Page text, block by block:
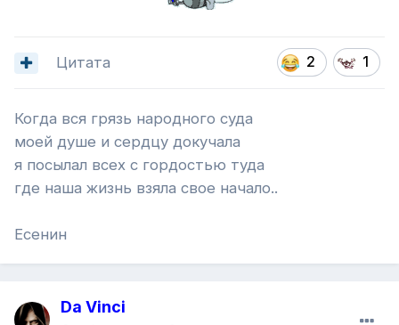
2 1
Цитата
Когда вся грязь народного суда
моей душе и сердцу докучала
я посылал всех с гордостью туда
где наша жизнь взяла свое начало..
Есенин
Da Vinci